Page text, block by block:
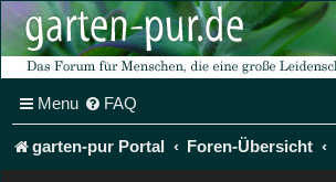
Menu FAQ
garten-pur Portal Foren-Übersicht